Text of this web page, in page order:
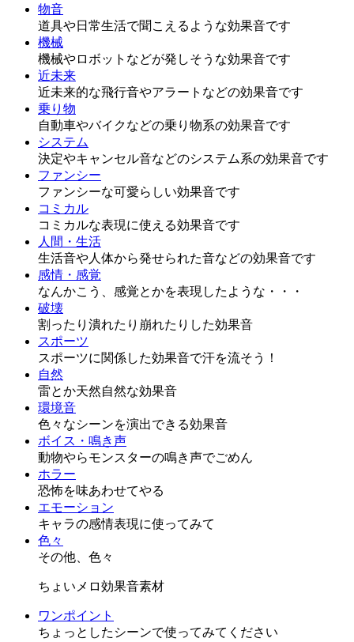
物音
道具や日常生活で聞こえるような効果音です
機械
機械やロボットなどが発しそうな効果音です
近未来
近未来的な飛行音やアラートなどの効果音です
乗り物
自動車やバイクなどの乗り物系の効果音です
システム
決定やキャンセル音などのシステム系の効果音です
ファンシー
ファンシーな可愛らしい効果音です
コミカル
コミカルな表現に使える効果音です
人間・生活
生活音や人体から発せられた音などの効果音です
感情・感覚
なんかこう、感覚とかを表現したような・・・
破壊
割ったり潰れたり崩れたりした効果音
スポーツ
スポーツに関係した効果音で汗を流そう！
自然
雷とか天然自然な効果音
環境音
色々なシーンを演出できる効果音
ボイス・鳴き声
動物やらモンスターの鳴き声でごめん
ホラー
恐怖を味あわせてやる
エモーション
キャラの感情表現に使ってみて
色々
その他、色々
ちょいメロ効果音素材
ワンポイント
ちょっとしたシーンで使ってみてください